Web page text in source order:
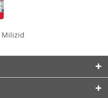
Milizid